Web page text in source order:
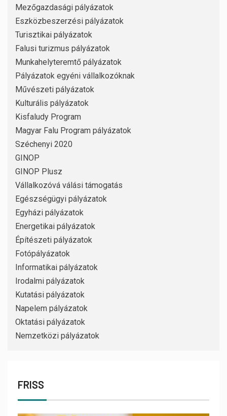
Mezőgazdasági pályázatok
Eszközbeszerzési pályázatok
Turisztikai pályázatok
Falusi turizmus pályázatok
Munkahelyteremtő pályázatok
Pályázatok egyéni vállalkozóknak
Művészeti pályázatok
Kulturális pályázatok
Kisfaludy Program
Magyar Falu Program pályázatok
Széchenyi 2020
GINOP
GINOP Plusz
Vállalkozóvá válási támogatás
Egészségügyi pályázatok
Egyházi pályázatok
Energetikai pályázatok
Építészeti pályázatok
Fotópályázatok
Informatikai pályázatok
Irodalmi pályázatok
Kutatási pályázatok
Napelem pályázatok
Oktatási pályázatok
Nemzetközi pályázatok
FRISS